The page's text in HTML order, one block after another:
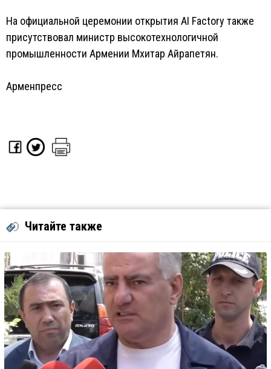
На официальной церемонии открытия AI Factory также
присутствовал министр высокотехнологичной
промышленности Армении Мхитар Айрапетян.
Арменпресс
Читайте также